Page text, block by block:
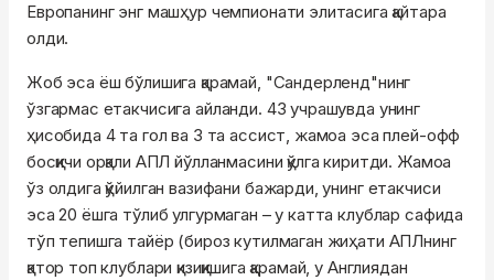
Европанинг энг машҳур чемпионати элитасига қайтара
олди.
Жоб эса ёш бўлишига қарамай, "Сандерленд"нинг
ўзгармас етакчисига айланди. 43 учрашувда унинг
ҳисобида 4 та гол ва 3 та ассист, жамоа эса плей-офф
босқичи орқали АПЛ йўлланмасини қўлга киритди. Жамоа
ўз олдига қўйилган вазифани бажарди, унинг етакчиси
эса 20 ёшга тўлиб улгурмаган – у катта клублар сафида
тўп тепишга тайёр (бироз кутилмаган жиҳати АПЛнинг
қатор топ клублари қизиқишига қарамай, у Англиядан